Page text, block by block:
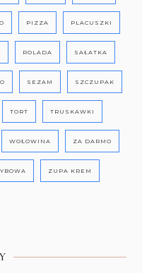
PIZZA PLACUSZKI
ROLADA SAŁATKA
SEZAM SZCZUPAK
TORT TRUSKAWKI
WOŁOWINA ZA DARMO
ZUPA KREM